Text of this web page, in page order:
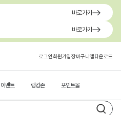
바로가기
바로가기
로그인회원가입장바구니앱다운로드
이벤트 랭킹존 포인트몰